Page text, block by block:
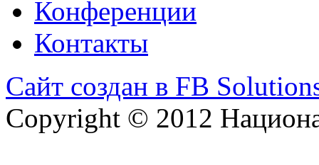
Конференции
Контакты
Сайт создан в FB
Copyright © 2012